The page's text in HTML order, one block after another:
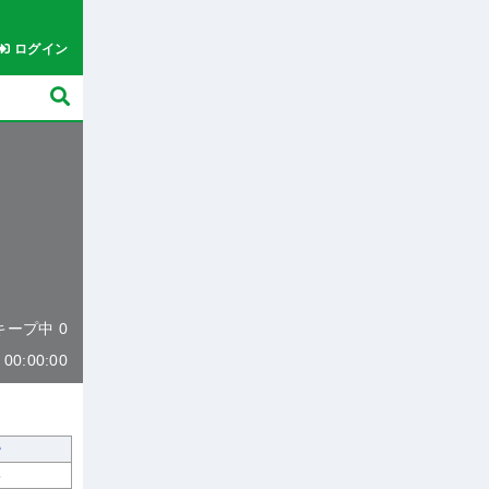
ログイン
ープ中 0
00:00:00